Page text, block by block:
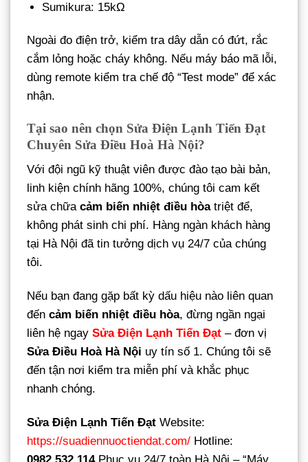
Sumikura: 15kΩ
Ngoài đo điện trở, kiểm tra dây dẫn có đứt, rắc
cắm lỏng hoặc cháy không. Nếu máy báo mã lỗi,
dùng remote kiểm tra chế độ “Test mode” để xác
nhận.
Tại sao nên chọn Sửa Điện Lạnh Tiến Đạt
Chuyên Sửa Điều Hoà Hà Nội?
Với đội ngũ kỹ thuật viên được đào tạo bài bản,
linh kiện chính hãng 100%, chúng tôi cam kết
sửa chữa cảm biến nhiệt điều hòatriệt để,
không phát sinh chi phí. Hàng ngàn khách hàng
tại Hà Nội đã tin tưởng dịch vụ 24/7 của chúng
tôi.
Nếu bạn đang gặp bất kỳ dấu hiệu nào liên quan
đến cảm biến nhiệt điều hòa, đừng ngần ngại
liên hệ ngay Sửa Điện Lạnh Tiến Đạt – đơn vị
Sửa Điều Hoà Hà Nội uy tín số 1. Chúng tôi sẽ
đến tận nơi kiểm tra miễn phí và khắc phục
nhanh chóng.
Sửa Điện Lạnh Tiến Đạt Website:
https://suadiennuoctiendat.com/ Hotline: